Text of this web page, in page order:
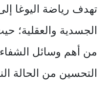
تهدف رياضة اليوغا
الجسدية والعقلية؛
من أهم وسائل
التحسين من الحالة